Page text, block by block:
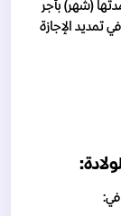
(شهر) بأجر
تمديد الإجازة